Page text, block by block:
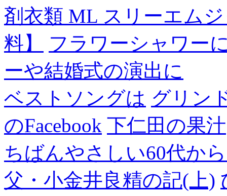
剤衣類 ML スリーエム
料】
フラワーシャワー
ーや結婚式の演出に
ベストソングは グリン
のFacebook 下仁田の果汁
ちばんやさしい60代から
父・小金井良精の記(上)